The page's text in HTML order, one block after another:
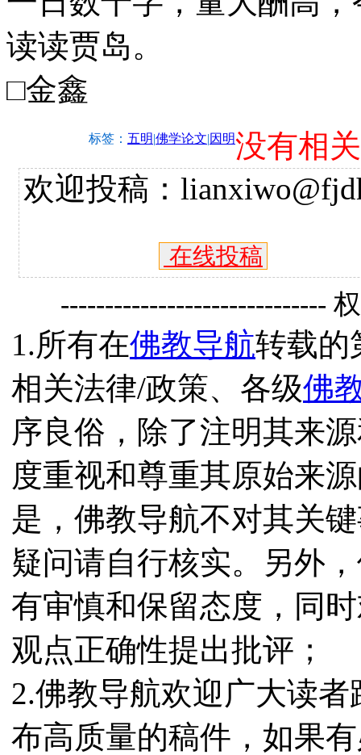
读读贾岛。
□金鑫
标签： 五明|佛学论文|因明没有相
欢迎投稿：
在线投稿
------------------------------
1.所有在佛教导航转载的
相关法律/政策、各级佛
序良俗，除了注明其来
度重视和尊重其原始来
是，佛教导航不对其关
疑问请自行核实。另外
有审慎和保留态度，同
观点正确性提出批评；
2.佛教导航欢迎广大读
布高质量的稿件，如果